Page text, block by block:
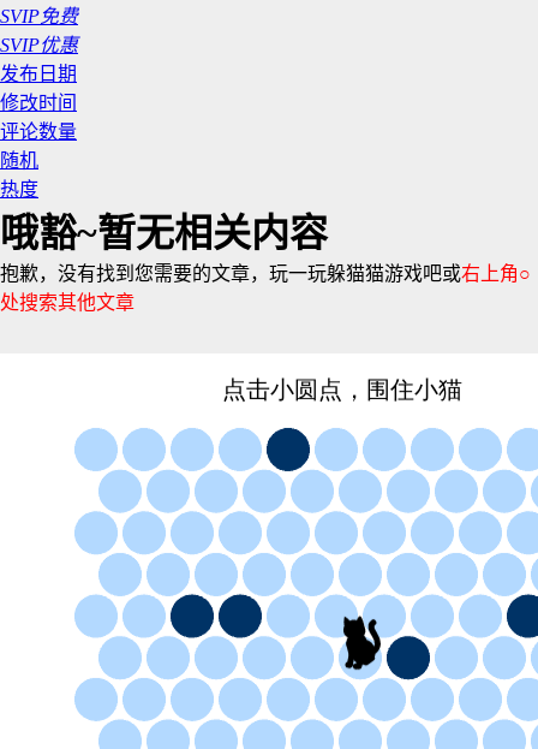
SVIP免费
SVIP优惠
发布日期
修改时间
评论数量
随机
热度
哦豁~暂无相关内容
抱歉，没有找到您需要的文章，玩一玩躲猫猫游戏吧或右上角○
处搜索其他文章